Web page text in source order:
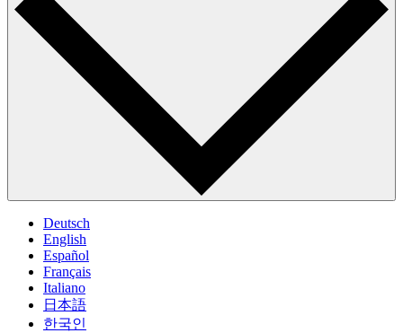
Deutsch
English
Español
Français
Italiano
日本語
한국인